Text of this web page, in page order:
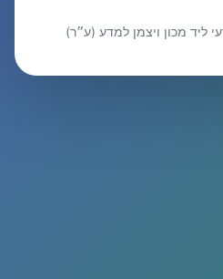
ליד מכון ויצמן למדע (ע״ר)